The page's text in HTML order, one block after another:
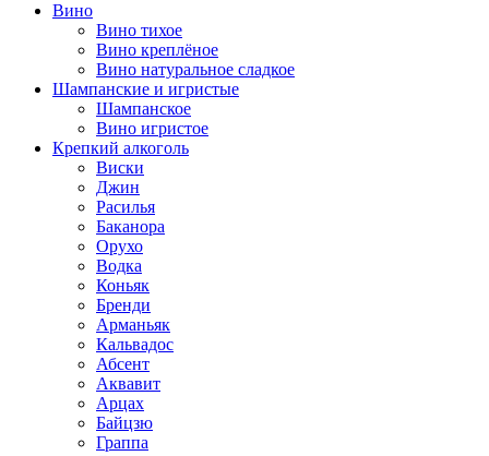
Вино
Вино тихое
Вино креплёное
Вино натуральное сладкое
Шампанские и игристые
Шампанское
Вино игристое
Крепкий алкоголь
Виски
Джин
Расилья
Баканора
Орухо
Водка
Коньяк
Бренди
Арманьяк
Кальвадос
Абсент
Аквавит
Арцах
Байцзю
Граппа